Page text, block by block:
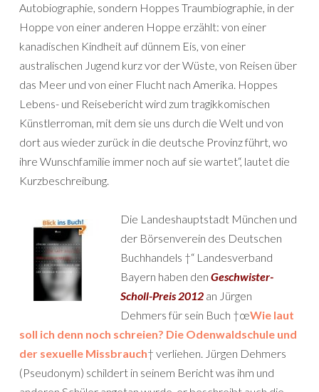
Autobiographie, sondern Hoppes Traumbiographie, in der
Hoppe von einer anderen Hoppe erzählt: von einer
kanadischen Kindheit auf dünnem Eis, von einer
australischen Jugend kurz vor der Wüste, von Reisen über
das Meer und von einer Flucht nach Amerika. Hoppes
Lebens- und Reisebericht wird zum tragikkomischen
Künstlerroman, mit dem sie uns durch die Welt und von
dort aus wieder zurück in die deutsche Provinz führt, wo
ihre Wunschfamilie immer noch auf sie wartet“, lautet die
Kurzbeschreibung.
Die Landeshauptstadt München und
der Börsenverein des Deutschen
Buchhandels †“ Landesverband
Bayern haben den Geschwister-
Scholl-Preis 2012 an Jürgen
Dehmers für sein Buch †œWie laut
soll ich denn noch schreien? Die Odenwaldschule und
der sexuelle Missbrauch† verliehen. Jürgen Dehmers
(Pseudonym) schildert in seinem Bericht was ihm und